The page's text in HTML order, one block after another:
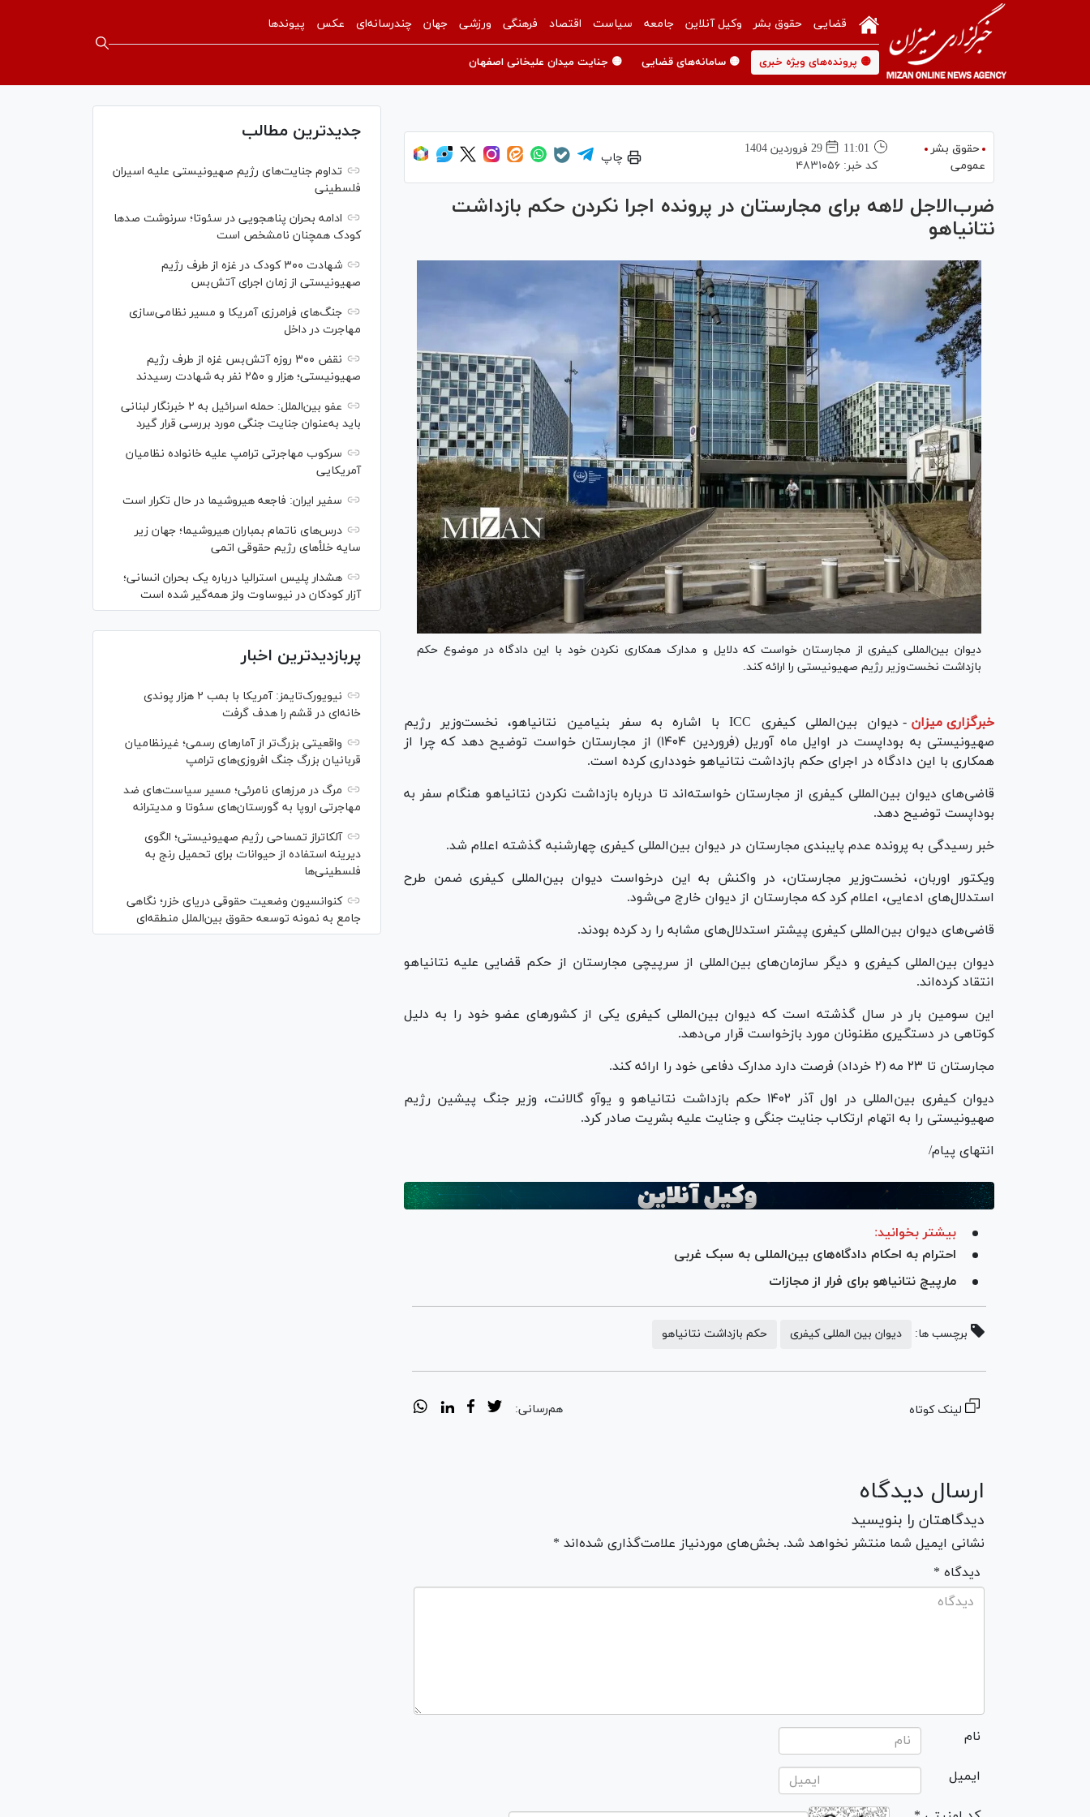
قضایی حقوق بشر وکیل آنلاین جامعه سیاست اقتصاد فرهنگی ورزشی جهان چندرسانه‌ای عکس پیوندها
🟡 پرونده‌های ویژه خبری 🟡 سامانه‌های قضایی 🟡 جنایت میدان علیخانی اصفهان
حقوق بشر
عمومی
11:01
29 فروردين 1404
کد خبر: ۴۸۳۱۰۵۶
چاپ
ضرب‌الاجل لاهه برای مجارستان در پرونده اجرا نکردن حکم بازداشت
نتانیاهو
دیوان بین‌المللی کیفری از مجارستان خواست که دلایل و مدار‌‎ک همکاری نکردن خود با این دادگاه در موضوع حکم
بازداشت نخست‌وزیر رژیم صهیونیستی را ارائه کند.
خبرگزاری میزان -
دیوان بین‌المللی کیفری ICC با اشاره به سفر بنیامین نتانیاهو، نخست‌وزیر رژیم
صهیونیستی به بوداپست در اوایل ماه آوریل (فروردین ۱۴۰۴) از مجارستان خواست توضیح دهد که چرا از
همکاری با این دادگاه در اجرای حکم بازداشت نتانیاهو خودداری کرده است.
قاضی‌های دیوان بین‌المللی کیفری از مجارستان خواسته‌اند تا درباره بازداشت نکردن نتانیاهو هنگام سفر به
بوداپست توضیح دهد.
خبر رسیدگی به پرونده عدم پایبندی مجارستان در دیوان بین‌المللی کیفری چهارشنبه گذشته اعلام شد.
ویکتور اوربان، نخست‌وزیر مجارستان، در واکنش به این درخواست دیوان بین‌المللی کیفری ضمن طرح
استدلال‌های ادعایی، اعلام کرد که مجارستان از دیوان خارج می‌شود.
قاضی‌های دیوان بین‌المللی کیفری پیشتر استدلال‌های مشابه را رد کرده بودند.
دیوان بین‌المللی کیفری و دیگر سازمان‌های بین‌المللی از سرپیچی مجارستان از حکم قضایی علیه نتانیاهو
انتقاد کرده‌اند.
این سومین بار در سال گذشته است که دیوان بین‌المللی کیفری یکی از کشور‌های عضو خود را به دلیل
کوتاهی در دستگیری مظنونان مورد بازخواست قرار می‌دهد.
مجارستان تا ۲۳ مه (۲ خرداد) فرصت دارد مدارک دفاعی خود را ارائه کند.
دیوان کیفری بین‌المللی در اول آذر ۱۴۰۲ حکم بازداشت نتانیاهو و یوآو گالانت، وزیر جنگ پیشین رژیم
صهیونیستی را به اتهام ارتکاب جنایت جنگی و جنایت علیه بشریت صادر کرد.
انتهای پیام/
بیشتر بخوانید:
احترام به احکام دادگاه‌های بین‌المللی به سبک غربی
مارپیچ نتانیاهو برای فرار از مجازات
برچسب ها: دیوان بین المللی کیفری حکم بازداشت نتانیاهو
لینک کوتاه هم‌رسانی:
ارسال دیدگاه
دیدگاهتان را بنویسید
نشانی ایمیل شما منتشر نخواهد شد. بخش‌های موردنیاز علامت‌گذاری شده‌اند *
* دیدگاه
نام
ایمیل
جدیدترین مطالب
تداوم جنایت‌های رژیم صهیونیستی علیه اسیران
فلسطینی
ادامه بحران پناهجویی در سئوتا؛ سرنوشت صدها
کودک همچنان نامشخص است
شهادت ۳۰۰ کودک در غزه از طرف رژیم
صهیونیستی از زمان اجرای آتش‌بس
جنگ‌های فرامرزی آمریکا و مسیر نظامی‌سازی
مهاجرت در داخل
نقض ۳۰۰ روزه آتش‌بس غزه از طرف رژیم
صهیونیستی؛ هزار و ۲۵۰ نفر به شهادت رسیدند
عفو بین‌الملل: حمله اسرائیل به ۲ خبرنگار لبنانی
باید به‌عنوان جنایت جنگی مورد بررسی قرار گیرد
سرکوب مهاجرتی ترامپ علیه خانواده نظامیان
آمریکایی
سفیر ایران: فاجعه هیروشیما در حال تکرار است
درس‌های ناتمام بمباران هیروشیما؛ جهان زیر
سایه خلأ‌های رژیم حقوقی اتمی
هشدار پلیس استرالیا درباره یک بحران انسانی؛
آزار کودکان در نیوساوت ولز همه‌گیر شده است
پربازدیدترین اخبار
نیویورک‌تایمز: آمریکا با بمب ۲ هزار پوندی
خانه‌ای در قشم را هدف گرفت
واقعیتی بزرگ‌تر از آمار‌های رسمی؛ غیرنظامیان
قربانیان بزرگ جنگ افروزی‌های ترامپ
مرگ در مرز‌های نامرئی؛ مسیر سیاست‌های ضد
مهاجرتی اروپا به گورستان‌های سئوتا و مدیترانه
آلکاتراز تمساحی رژیم صهیونیستی؛ الگوی
دیرینه استفاده از حیوانات برای تحمیل رنج به
فلسطینی‌ها
کنوانسیون وضعیت حقوقی دریای خزر؛ نگاهی
جامع به نمونه توسعه حقوق بین‌الملل منطقه‌ای